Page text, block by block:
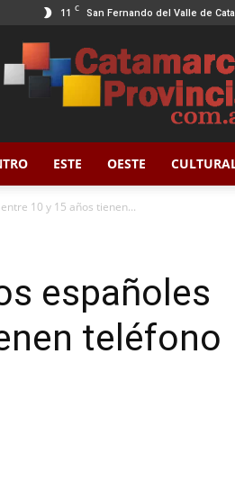
11 C San Fernando del Valle de
Catamarca
Provincia
ESTE OESTE
10 y 15 años tienen...
españoles
teléfono